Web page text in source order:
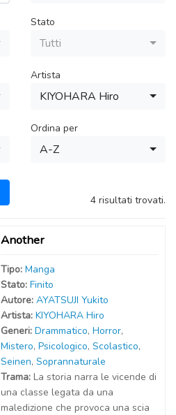
Stato
Tutti
Artista
KIYOHARA Hiro
Ordina per
A-Z
4 risultati trovati.
Another
Tipo: Manga
Stato: Finito
Autore: AYATSUJI Yukito
Artista: KIYOHARA Hiro
Generi: Drammatico, Horror,
Mistero, Psicologico, Scolastico,
Seinen, Soprannaturale
Trama: La storia narra le vicende di
una classe legata da una
maledizione che provoca una scia